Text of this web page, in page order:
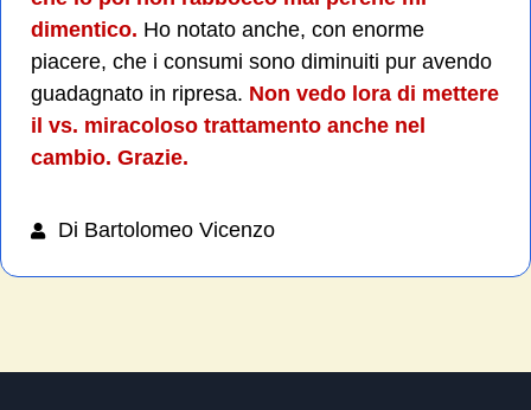
dimentico. Ho notato anche, con enorme
piacere, che i consumi sono diminuiti pur avendo
guadagnato in ripresa. Non vedo lora di mettere
il vs. miracoloso trattamento anche nel
cambio. Grazie.
Di Bartolomeo Vicenzo